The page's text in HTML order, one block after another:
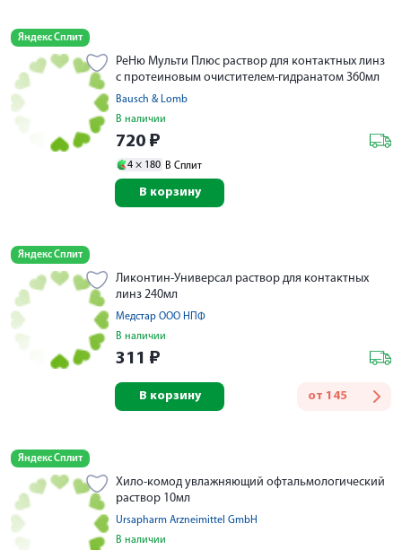
Яндекс Сплит
РеНю Мульти Плюс раствор для контактных линз
с протеиновым очистителем-гидранатом 360мл
Bausch & Lomb
В наличии
720 ₽
4 × 180 В Сплит
В корзину
Яндекс Сплит
Ликонтин-Универсал раствор для контактных
линз 240мл
Медстар ООО НПФ
В наличии
311 ₽
от 145
В корзину
Яндекс Сплит
Хило-комод увлажняющий офтальмологический
раствор 10мл
Ursapharm Arzneimittel GmbH
В наличии